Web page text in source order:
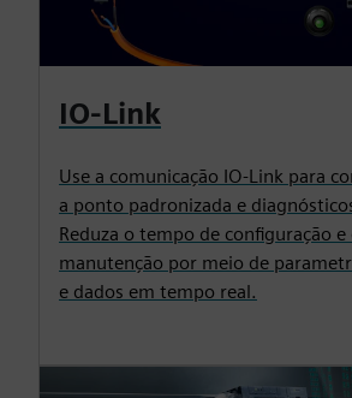
IO-Link
Use a comunicação IO-Link para
a ponto padronizada e
Reduza o tempo de configuração
manutenção por meio de
e dados em tempo real.